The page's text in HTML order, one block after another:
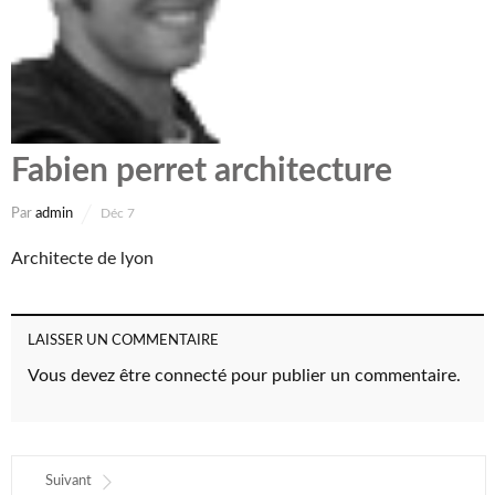
Fabien perret architecture
Par admin Déc 7
Architecte de lyon
LAISSER UN COMMENTAIRE
Vous devez être connecté pour publier un commentaire.
Suivant